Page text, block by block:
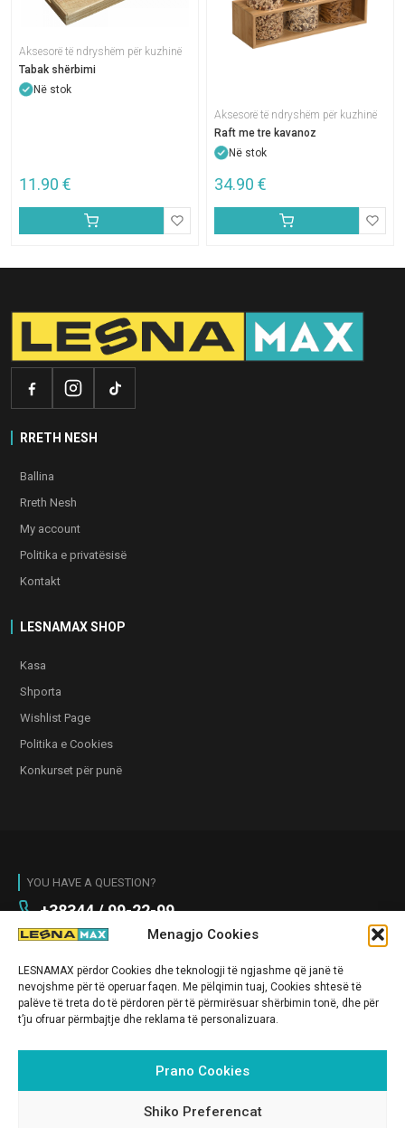
Menagjo Cookies
LESNAMAX përdor Cookies dhe teknologji të ngjashme që janë të
nevojshme për të operuar faqen. Me pëlqimin tuaj, Cookies shtesë të
palëve të treta do të përdoren për të përmirësuar shërbimin tonë, dhe për
t’ju ofruar përmbajtje dhe reklama të personalizuara.
Prano Cookies
Shiko Preferencat
Aksesorë të ndryshëm për kuzhinë
Tabak shërbimi
Në stok
11.90 €
Aksesorë të ndryshëm për kuzhinë
Raft me tre kavanoz
Në stok
34.90 €
RRETH NESH
Ballina
Rreth Nesh
My account
Politika e privatësisë
Kontakt
LESNAMAX SHOP
Kasa
Shporta
Wishlist Page
Politika e Cookies
Konkurset për punë
YOU HAVE A QUESTION?
+38344 / 99-22-99
E HËNE - E SHTUNE 09:00 - 21:00
E DIEL 11:00 - 19:00
info@lesnamax.com
Magjistralja Prishtinë - Fushë Kosovë
CONTACT US